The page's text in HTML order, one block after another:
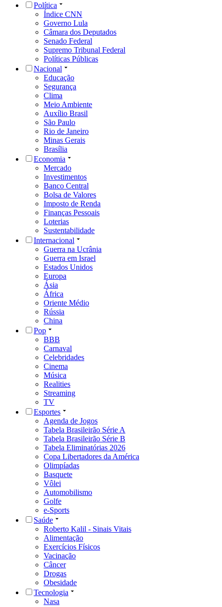
Política
Índice CNN
Governo Lula
Câmara dos Deputados
Senado Federal
Supremo Tribunal Federal
Políticas Públicas
Nacional
Educação
Segurança
Clima
Meio Ambiente
Auxílio Brasil
São Paulo
Rio de Janeiro
Minas Gerais
Brasília
Economia
Mercado
Investimentos
Banco Central
Bolsa de Valores
Imposto de Renda
Finanças Pessoais
Loterias
Sustentabilidade
Internacional
Guerra na Ucrânia
Guerra em Israel
Estados Unidos
Europa
Ásia
África
Oriente Médio
Rússia
China
Pop
BBB
Carnaval
Celebridades
Cinema
Música
Realities
Streaming
TV
Esportes
Agenda de Jogos
Tabela Brasileirão Série A
Tabela Brasileirão Série B
Tabela Eliminatórias 2026
Copa Libertadores da América
Olimpíadas
Basquete
Vôlei
Automobilismo
Golfe
e-Sports
Saúde
Roberto Kalil - Sinais Vitais
Alimentação
Exercícios Físicos
Vacinação
Câncer
Drogas
Obesidade
Tecnologia
Nasa